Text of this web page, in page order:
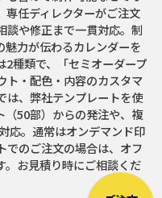
専任ディレクターがご注文
談や修正まで一貫対応。制
魅力が伝わるカレンダーを
2種類で、「セミオーダープ
ト・配色・内容のカスタマ
は、弊社テンプレートを使
（50部）からの発注や、複
応。通常はオンデマンド印
でのご注文の場合は、オフ
。お見積り時にご相談くだ